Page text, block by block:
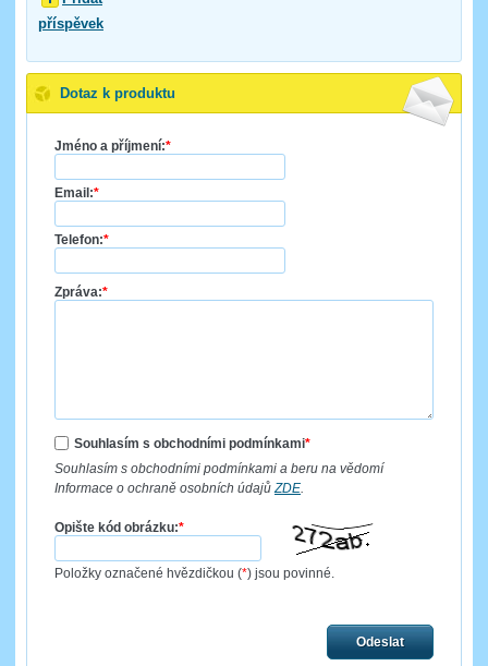
příspěvek
Dotaz k produktu
Jméno a příjmení:*
Email:*
Telefon:*
Zpráva:*
Souhlasím s obchodními podmínkami*
Souhlasím s obchodními podmínkami a beru na vědomí
Informace o ochraně osobních údajůZDE.
Opište kód obrázku:*
Položky označené hvězdičkou (*) jsou povinné.
Odeslat